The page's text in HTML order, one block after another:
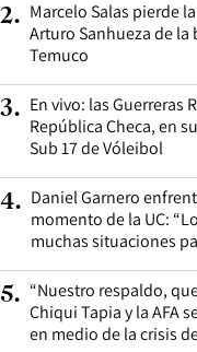
2. Marcelo Salas pierde
Arturo Sanhueza de la
Temuco
3. En vivo: las Guerreras
República Checa, en
Sub 17 de Vóleibol
4. Daniel Garnero
momento de la UC:
muchas situaciones
5. “Nuestro respaldo,
Chiqui Tapia y la AFA
en medio de la crisis